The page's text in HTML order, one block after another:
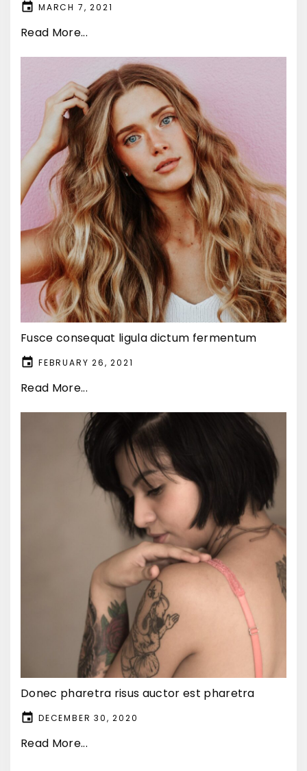
MARCH 7, 2021
Read More...
Fusce consequat ligula dictum fermentum
FEBRUARY 26, 2021
Read More...
Donec pharetra risus auctor est pharetra
DECEMBER 30, 2020
Read More...